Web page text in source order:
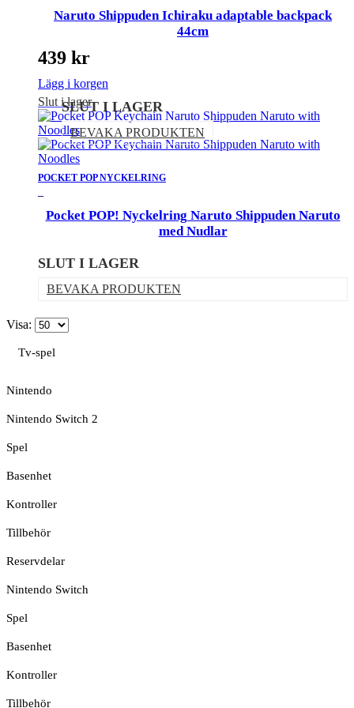
Naruto Shippuden Ichiraku adaptable backpack
44cm
439 kr
Lägg i korgen
Slut i lager
POCKET POP NYCKELRING
SLUT I LAGER
BEVAKA PRODUKTEN
Pocket POP! Nyckelring Naruto Shippuden Naruto
med Nudlar
SLUT I LAGER
BEVAKA PRODUKTEN
Visa:
Tv-spel
Nintendo
Nintendo Switch 2
Spel
Basenhet
Kontroller
Tillbehör
Reservdelar
Nintendo Switch
Spel
Basenhet
Kontroller
Tillbehör